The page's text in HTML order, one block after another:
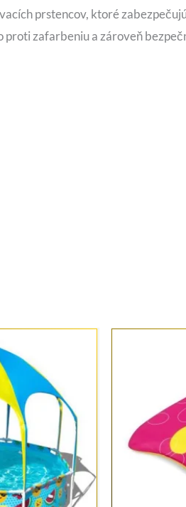
prstencov, ktoré
zafarbeniu a zároveň